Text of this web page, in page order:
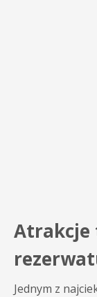
Atrakcje
Jednym z